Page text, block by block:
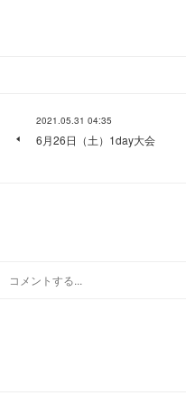
2021.05.31 04:35
6月26日（土）1day大会